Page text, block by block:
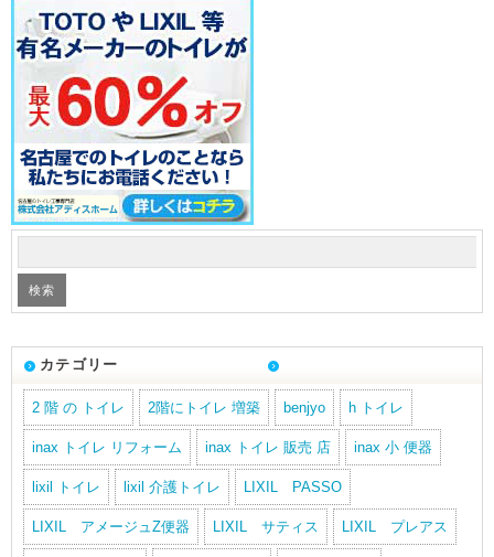
カテゴリー
2 階 の トイレ 2階にトイレ 増築 benjyo h トイレ
inax トイレ リフォーム inax トイレ 販売 店 inax 小 便器
lixil トイレ lixil 介護トイレ LIXIL PASSO
LIXIL アメージュZ便器 LIXIL サティス LIXIL プレアス